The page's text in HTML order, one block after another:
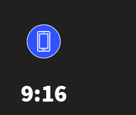
9:16